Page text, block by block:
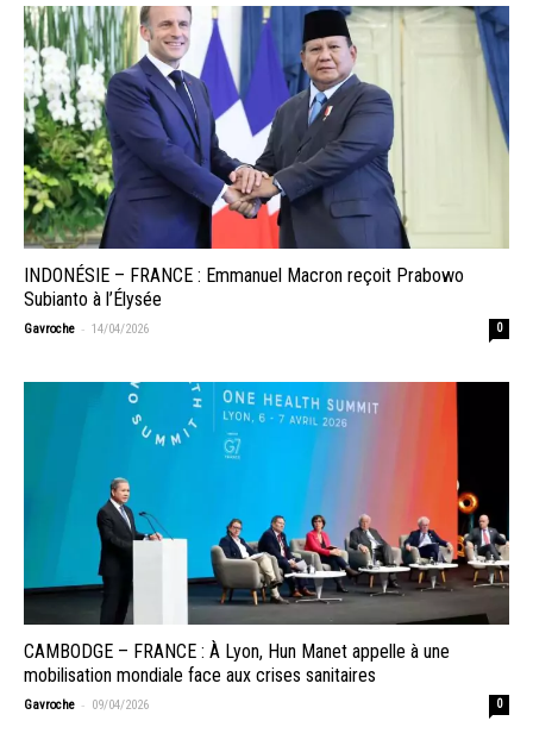
INDONÉSIE – FRANCE : Emmanuel Macron reçoit Prabowo
Subianto à l’Élysée
Gavroche - 14/04/2026 0
CAMBODGE – FRANCE : À Lyon, Hun Manet appelle à une
mobilisation mondiale face aux crises sanitaires
Gavroche - 09/04/2026 0